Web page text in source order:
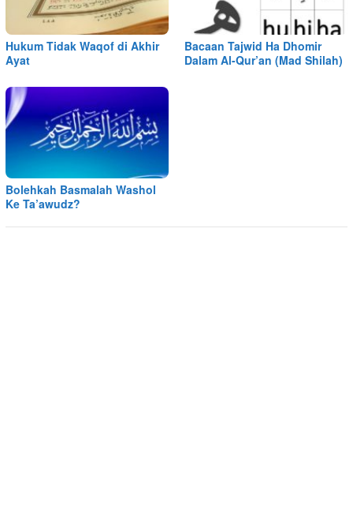
Hukum Tidak Waqof di Akhir
Ayat
Bacaan Tajwid Ha Dhomir
Dalam Al-Qur’an (Mad Shilah)
Bolehkah Basmalah Washol
Ke Ta’awudz?